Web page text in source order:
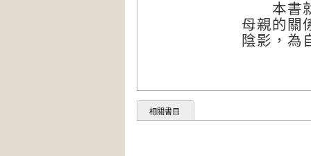
本書就
母親的關
陰影，為
相關書目